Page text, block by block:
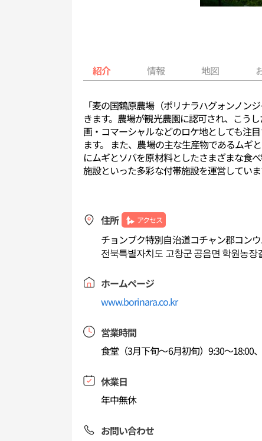
紹介 情報 地図
「麦の国鶴原農場（ポリナラハグォンノン
きます。農場が観光農園に認可され、こう
画・コマーシャルなどのロケ地としても注
ます。 また、農場の主な生産物であるムギ
にムギとソバを原材料としたさまざまな食
施設といった多彩な付帯施設を運営していま
住所 アクセス
チョンブク特別自治道コチャン郡コン
전북특별자치도 고창군 공음면 학원농장
ホームページ
www.borinara.co.kr
営業時間
食堂（3月下旬～6月初旬）9:30～18:00
休業日
年中無休
お問い合わせ